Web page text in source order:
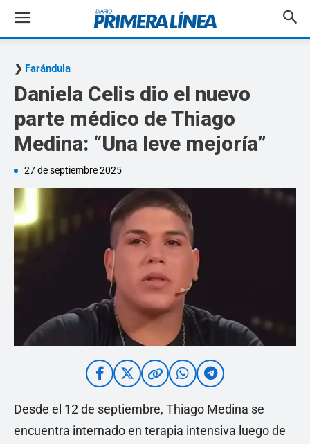
Farándula
Daniela Celis dio el nuevo
parte médico de Thiago
Medina: “Una leve mejoría”
27 de septiembre 2025
Desde el 12 de septiembre, Thiago Medina se
encuentra internado en terapia intensiva luego de